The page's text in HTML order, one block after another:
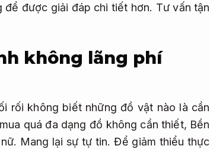
để được giải đáp chi tiết hơn. Tư vấn tận
không lãng phí
rối không biết những đồ vật nào là cần
quá đa dạng đồ không cần thiết, Bền
Mang lại sự tự tin. Để giảm thiểu thực